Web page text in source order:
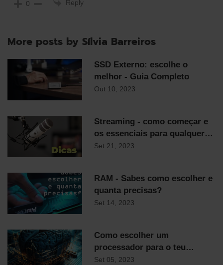
0 Reply
More posts by Sílvia Barreiros
SSD Externo: escolhe o
melhor - Guia Completo
Out 10, 2023
Streaming - como começar e
os essenciais para qualquer
streamer
Set 21, 2023
RAM - Sabes como escolher e
quanta precisas?
Set 14, 2023
Como escolher um
processador para o teu
computador
Set 05, 2023